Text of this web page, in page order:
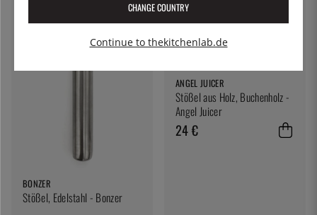
BONZER
Stößel, Edelstahl - Bonzer
ANGEL JUICER
Stößel aus Holz, Buchenholz -
Angel Juicer
24 €
CHANGE COUNTRY
Continue to thekitchenlab.de